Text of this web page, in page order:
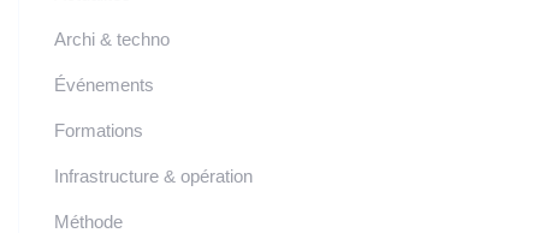
Archi & techno
Événements
Formations
Infrastructure & opération
Méthode